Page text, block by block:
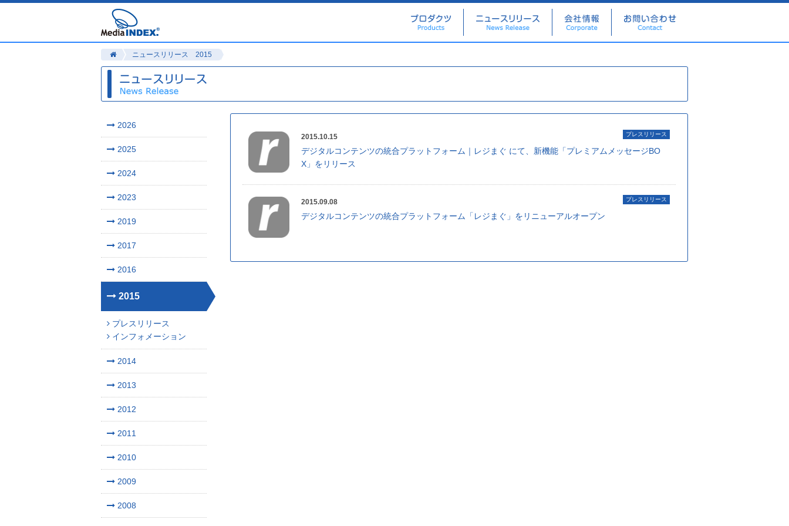
ニュースリリース 2015
2015.10.15 プレスリリース
デジタルコンテンツの統合プラットフォーム｜レジまぐ にて、新機能「プレミアムメッセージBO
X」をリリース
2015.09.08 プレスリリース
デジタルコンテンツの統合プラットフォーム「レジまぐ」をリニューアルオープン
2026
2025
2024
2023
2019
2017
2016
2015
プレスリリース
インフォメーション
2014
2013
2012
2011
2010
2009
2008